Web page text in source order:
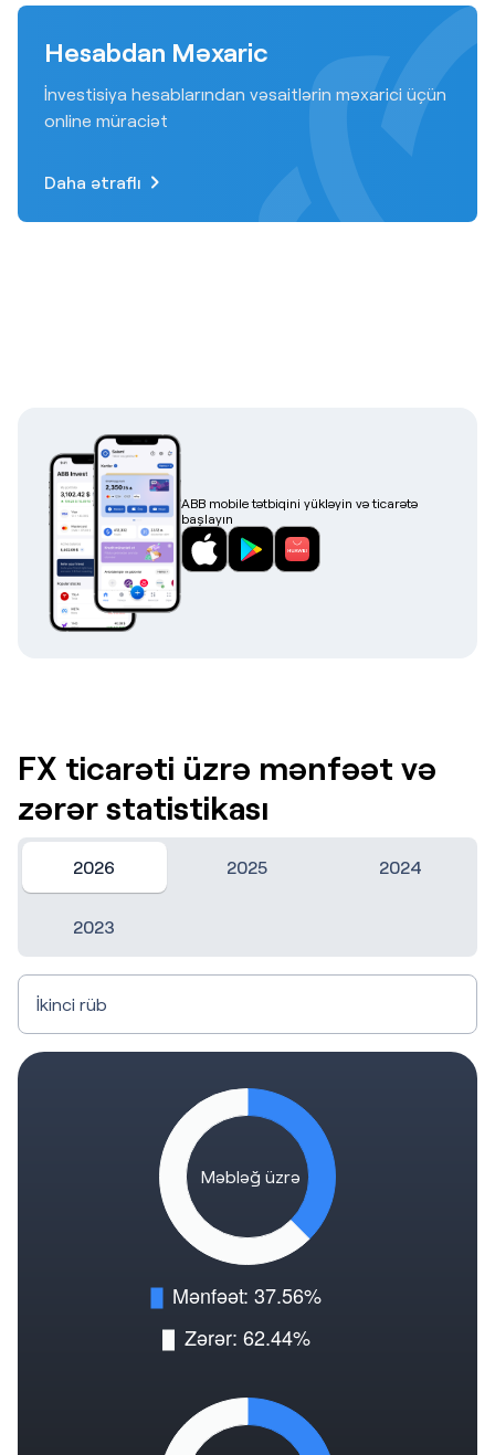
Hesabdan Məxaric
İnvestisiya hesablarından vəsaitlərin məxarici üçün
online müraciət
Daha ətraflı
ABB mobile tətbiqini yükləyin və ticarətə
başlayın
FX ticarəti üzrə mənfəət və
zərər statistikası
2026 2025 2024
2023
Məbləğ üzrə